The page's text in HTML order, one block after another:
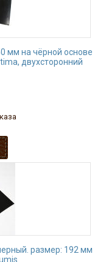
мм на чёрной основе
двухсторонний
размер: 192 мм